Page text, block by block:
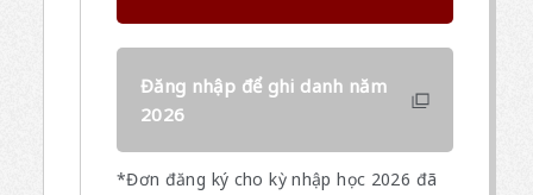
Đăng nhập để ghi danh năm
2026
*Đơn đăng ký cho kỳ nhập học 2026 đã